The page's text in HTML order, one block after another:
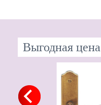
Выгодная цена